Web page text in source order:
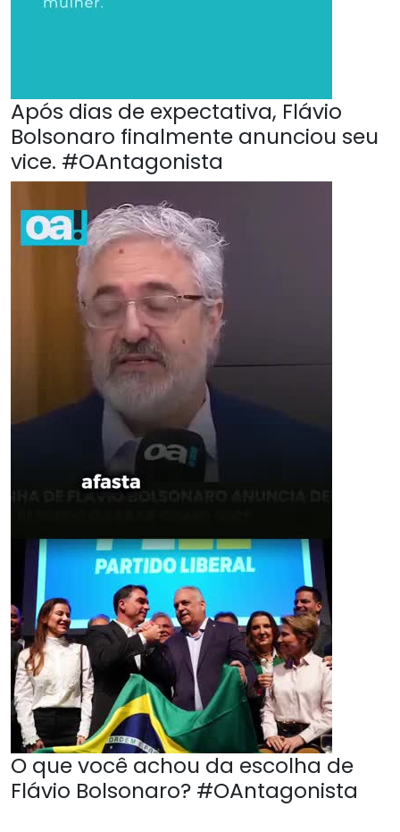
Após dias de expectativa, Flávio
Bolsonaro finalmente anunciou seu
vice. #OAntagonista
O que você achou da escolha de
Flávio Bolsonaro? #OAntagonista